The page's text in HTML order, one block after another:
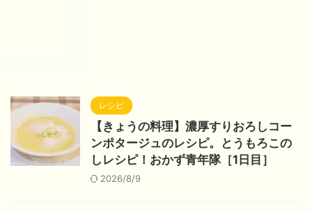
レシピ
【きょうの料理】濃厚すりおろしコー
ンポタージュのレシピ。とうもろこの
しレシピ！おかず青年隊［1日目］
2026/8/9